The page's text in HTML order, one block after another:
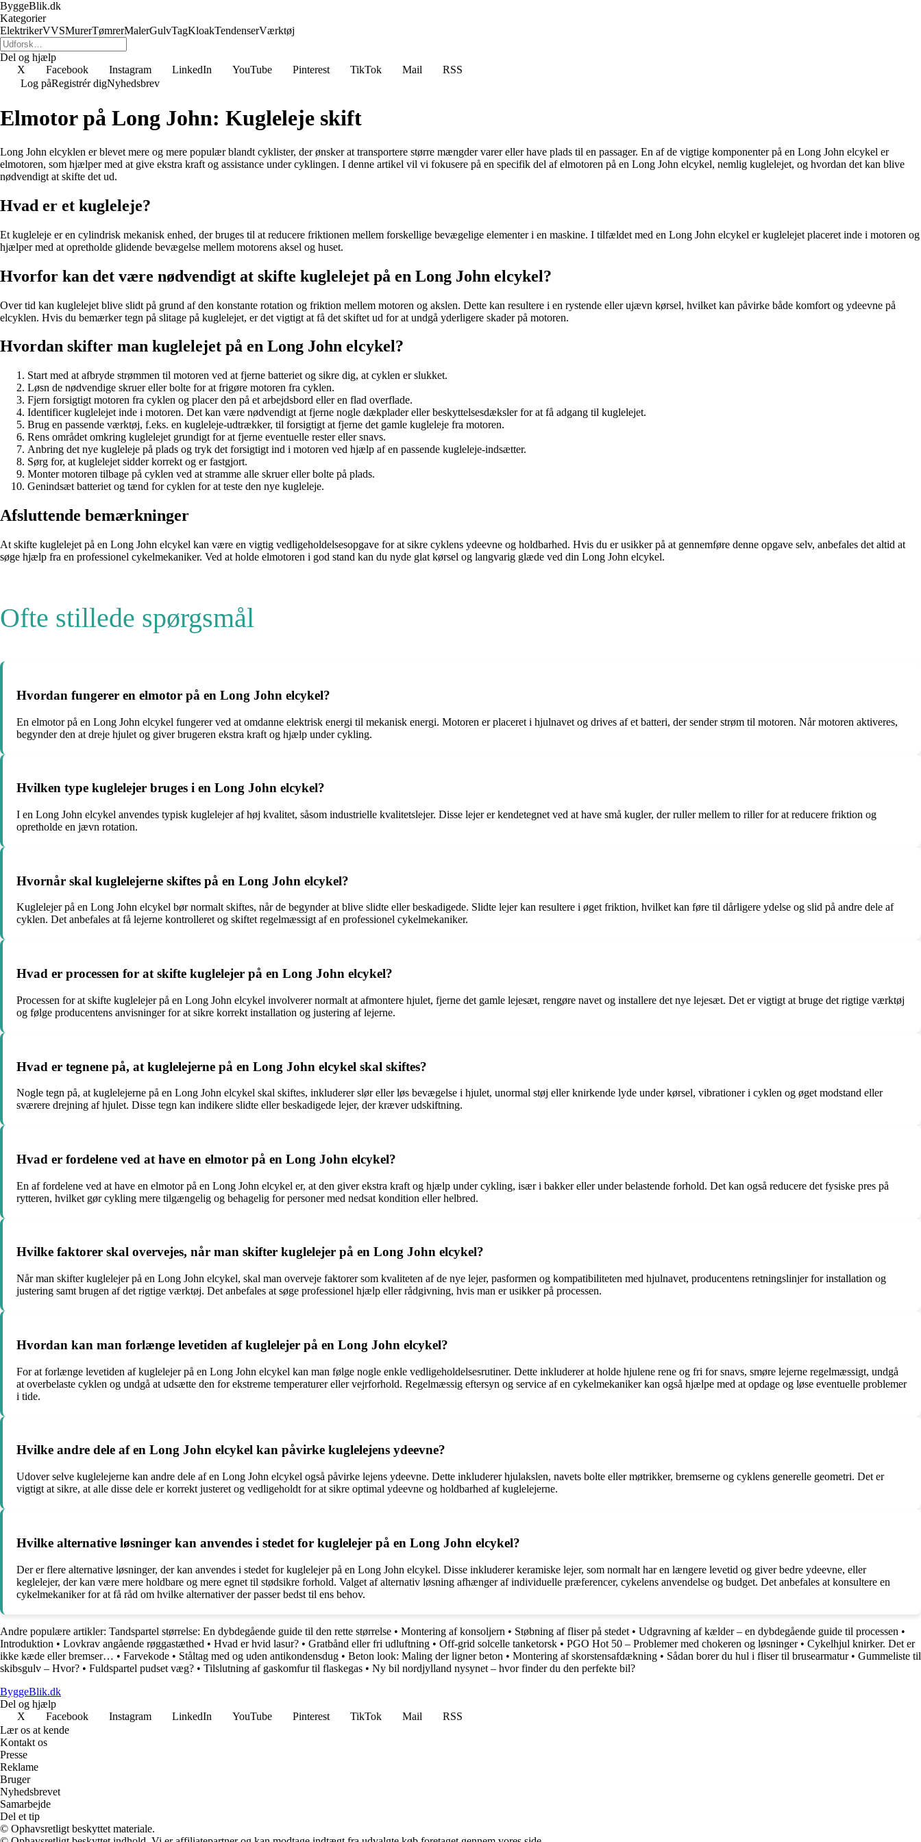
ByggeBlik.dk
Kategorier
ElektrikerVVSMurerTømrerMalerGulvTagKloakTendenserVærktøj
Del og hjælp
X
Facebook Instagram LinkedIn YouTube Pinterest TikTok Mail
RSS
Log påRegistrér digNyhedsbrev
Elmotor på Long John: Kugleleje skift
Long John elcyklen er blevet mere og mere populær blandt cyklister, der ønsker at transportere større mængder varer eller have plads til en passager. En af de vigtige komponenter på en Long John elcykel er
elmotoren, som hjælper med at give ekstra kraft og assistance under cyklingen. I denne artikel vil vi fokusere på en specifik del af elmotoren på en Long John elcykel, nemlig kuglelejet, og hvordan det kan blive
nødvendigt at skifte det ud.
Hvad er et kugleleje?
Et kugleleje er en cylindrisk mekanisk enhed, der bruges til at reducere friktionen mellem forskellige bevægelige elementer i en maskine. I tilfældet med en Long John elcykel er kuglelejet placeret inde i motoren og
hjælper med at opretholde glidende bevægelse mellem motorens aksel og huset.
Hvorfor kan det være nødvendigt at skifte kuglelejet på en Long John elcykel?
Over tid kan kuglelejet blive slidt på grund af den konstante rotation og friktion mellem motoren og akslen. Dette kan resultere i en rystende eller ujævn kørsel, hvilket kan påvirke både komfort og ydeevne på
elcyklen. Hvis du bemærker tegn på slitage på kuglelejet, er det vigtigt at få det skiftet ud for at undgå yderligere skader på motoren.
Hvordan skifter man kuglelejet på en Long John elcykel?
Start med at afbryde strømmen til motoren ved at fjerne batteriet og sikre dig, at cyklen er slukket.
Løsn de nødvendige skruer eller bolte for at frigøre motoren fra cyklen.
Fjern forsigtigt motoren fra cyklen og placer den på et arbejdsbord eller en flad overflade.
Identificer kuglelejet inde i motoren. Det kan være nødvendigt at fjerne nogle dækplader eller beskyttelsesdæksler for at få adgang til kuglelejet.
Brug en passende værktøj, f.eks. en kugleleje-udtrækker, til forsigtigt at fjerne det gamle kugleleje fra motoren.
Rens området omkring kuglelejet grundigt for at fjerne eventuelle rester eller snavs.
Anbring det nye kugleleje på plads og tryk det forsigtigt ind i motoren ved hjælp af en passende kugleleje-indsætter.
Sørg for, at kuglelejet sidder korrekt og er fastgjort.
Monter motoren tilbage på cyklen ved at stramme alle skruer eller bolte på plads.
Genindsæt batteriet og tænd for cyklen for at teste den nye kugleleje.
Afsluttende bemærkninger
At skifte kuglelejet på en Long John elcykel kan være en vigtig vedligeholdelsesopgave for at sikre cyklens ydeevne og holdbarhed. Hvis du er usikker på at gennemføre denne opgave selv, anbefales det altid at
søge hjælp fra en professionel cykelmekaniker. Ved at holde elmotoren i god stand kan du nyde glat kørsel og langvarig glæde ved din Long John elcykel.
Ofte stillede spørgsmål
Hvordan fungerer en elmotor på en Long John elcykel?
En elmotor på en Long John elcykel fungerer ved at omdanne elektrisk energi til mekanisk energi. Motoren er placeret i hjulnavet og drives af et batteri, der sender strøm til motoren. Når motoren aktiveres,
begynder den at dreje hjulet og giver brugeren ekstra kraft og hjælp under cykling.
Hvilken type kuglelejer bruges i en Long John elcykel?
I en Long John elcykel anvendes typisk kuglelejer af høj kvalitet, såsom industrielle kvalitetslejer. Disse lejer er kendetegnet ved at have små kugler, der ruller mellem to riller for at reducere friktion og
opretholde en jævn rotation.
Hvornår skal kuglelejerne skiftes på en Long John elcykel?
Kuglelejer på en Long John elcykel bør normalt skiftes, når de begynder at blive slidte eller beskadigede. Slidte lejer kan resultere i øget friktion, hvilket kan føre til dårligere ydelse og slid på andre dele af
cyklen. Det anbefales at få lejerne kontrolleret og skiftet regelmæssigt af en professionel cykelmekaniker.
Hvad er processen for at skifte kuglelejer på en Long John elcykel?
Processen for at skifte kuglelejer på en Long John elcykel involverer normalt at afmontere hjulet, fjerne det gamle lejesæt, rengøre navet og installere det nye lejesæt. Det er vigtigt at bruge det rigtige værktøj
og følge producentens anvisninger for at sikre korrekt installation og justering af lejerne.
Hvad er tegnene på, at kuglelejerne på en Long John elcykel skal skiftes?
Nogle tegn på, at kuglelejerne på en Long John elcykel skal skiftes, inkluderer slør eller løs bevægelse i hjulet, unormal støj eller knirkende lyde under kørsel, vibrationer i cyklen og øget modstand eller
sværere drejning af hjulet. Disse tegn kan indikere slidte eller beskadigede lejer, der kræver udskiftning.
Hvad er fordelene ved at have en elmotor på en Long John elcykel?
En af fordelene ved at have en elmotor på en Long John elcykel er, at den giver ekstra kraft og hjælp under cykling, især i bakker eller under belastende forhold. Det kan også reducere det fysiske pres på
rytteren, hvilket gør cykling mere tilgængelig og behagelig for personer med nedsat kondition eller helbred.
Hvilke faktorer skal overvejes, når man skifter kuglelejer på en Long John elcykel?
Når man skifter kuglelejer på en Long John elcykel, skal man overveje faktorer som kvaliteten af de nye lejer, pasformen og kompatibiliteten med hjulnavet, producentens retningslinjer for installation og
justering samt brugen af det rigtige værktøj. Det anbefales at søge professionel hjælp eller rådgivning, hvis man er usikker på processen.
Hvordan kan man forlænge levetiden af kuglelejer på en Long John elcykel?
For at forlænge levetiden af kuglelejer på en Long John elcykel kan man følge nogle enkle vedligeholdelsesrutiner. Dette inkluderer at holde hjulene rene og fri for snavs, smøre lejerne regelmæssigt, undgå
at overbelaste cyklen og undgå at udsætte den for ekstreme temperaturer eller vejrforhold. Regelmæssig eftersyn og service af en cykelmekaniker kan også hjælpe med at opdage og løse eventuelle problemer
i tide.
Hvilke andre dele af en Long John elcykel kan påvirke kuglelejens ydeevne?
Udover selve kuglelejerne kan andre dele af en Long John elcykel også påvirke lejens ydeevne. Dette inkluderer hjulakslen, navets bolte eller møtrikker, bremserne og cyklens generelle geometri. Det er
vigtigt at sikre, at alle disse dele er korrekt justeret og vedligeholdt for at sikre optimal ydeevne og holdbarhed af kuglelejerne.
Hvilke alternative løsninger kan anvendes i stedet for kuglelejer på en Long John elcykel?
Der er flere alternative løsninger, der kan anvendes i stedet for kuglelejer på en Long John elcykel. Disse inkluderer keramiske lejer, som normalt har en længere levetid og giver bedre ydeevne, eller
keglelejer, der kan være mere holdbare og mere egnet til stødsikre forhold. Valget af alternativ løsning afhænger af individuelle præferencer, cykelens anvendelse og budget. Det anbefales at konsultere en
cykelmekaniker for at få råd om hvilke alternativer der passer bedst til ens behov.
Andre populære artikler: Tandspartel størrelse: En dybdegående guide til den rette størrelse • Montering af konsoljern • Støbning af fliser på stedet • Udgravning af kælder – en dybdegående guide til processen •
Introduktion • Lovkrav angående røggastæthed • Hvad er hvid lasur? • Gratbånd eller fri udluftning • Off-grid solcelle tanketorsk • PGO Hot 50 – Problemer med chokeren og løsninger• Cykelhjul knirker. Det er
ikke kæde eller bremser… • Farvekode • Ståltag med og uden antikondensdug • Beton look: Maling der ligner beton • Montering af skorstensafdækning • Sådan borer du hul i fliser til brusearmatur• Gummeliste til
skibsgulv – Hvor? • Fuldspartel pudset væg? • Tilslutning af gaskomfur til flaskegas • Ny bil nordjylland nysynet – hvor finder du den perfekte bil?
ByggeBlik.dk
Del og hjælp
X
Facebook Instagram LinkedIn YouTube Pinterest TikTok Mail
RSS
Lær os at kende
Kontakt os
Presse
Reklame
Bruger
Nyhedsbrevet
Samarbejde
Del et tip
© Ophavsretligt beskyttet materiale.